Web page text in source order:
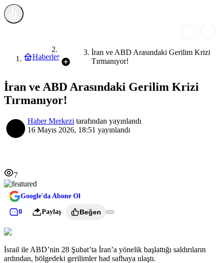
Haberler
Dünya
İran ve ABD Arasındaki Gerilim Krizi
Tırmanıyor!
İran ve ABD Arasındaki Gerilim Krizi
Tırmanıyor!
Haber Merkezi tarafından yayınlandı
16 Mayıs 2026, 18:51 yayınlandı
7
Google'da Abone Ol
0 Paylaş Beğen
İsrail ile ABD’nin 28 Şubat’ta İran’a yönelik başlattığı saldırıların
ardından, bölgedeki gerilimler had safhaya ulaştı.